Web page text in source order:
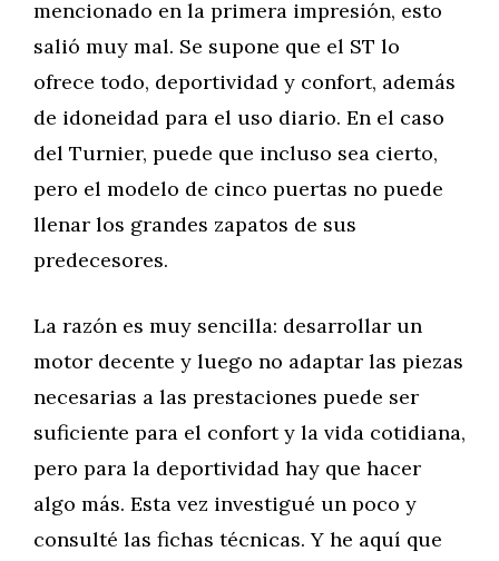
mencionado en la primera impresión, esto
salió muy mal. Se supone que el ST lo
ofrece todo, deportividad y confort, además
de idoneidad para el uso diario. En el caso
del Turnier, puede que incluso sea cierto,
pero el modelo de cinco puertas no puede
llenar los grandes zapatos de sus
predecesores.
La razón es muy sencilla: desarrollar un
motor decente y luego no adaptar las piezas
necesarias a las prestaciones puede ser
suficiente para el confort y la vida cotidiana,
pero para la deportividad hay que hacer
algo más. Esta vez investigué un poco y
consulté las fichas técnicas. Y he aquí que